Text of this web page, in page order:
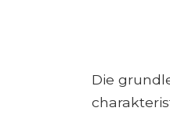
Die